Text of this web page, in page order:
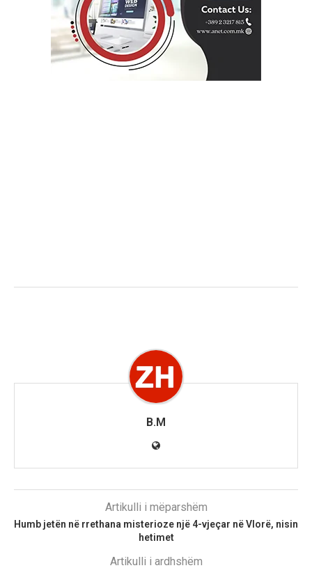
B.M
Artikulli i mëparshëm
Humb jetën në rrethana misterioze një 4-vjeçar në Vlorë, nisin
hetimet
Artikulli i ardhshëm